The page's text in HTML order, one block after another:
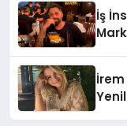
İş